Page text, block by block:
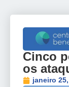
Cinco
os
janeiro